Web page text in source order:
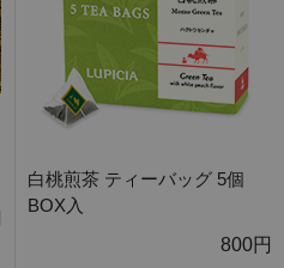
白桃煎茶 ティーバッグ 5個
BOX入
800円